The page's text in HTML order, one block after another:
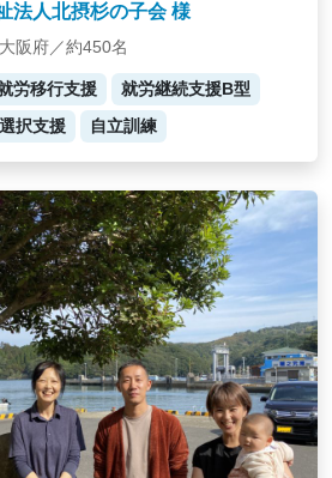
法人北摂杉の子会 様
大阪府／約450名
労移行支援
就労継続支援B型
択支援
自立訓練